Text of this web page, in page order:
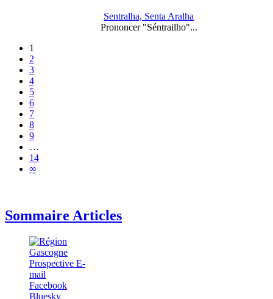
Sentralha, Senta Aralha
Prononcer "Séntrailho"...
1
2
3
4
5
6
7
8
9
…
14
∞
Sommaire Articles